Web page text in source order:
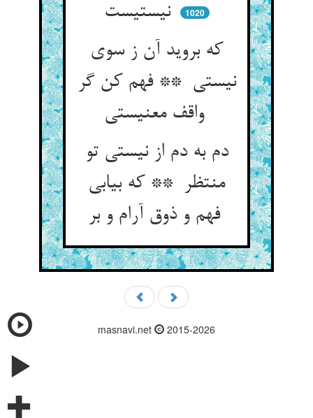
نیستیست
1020
که بروید آن ز سوی
نیستی ** فهم کن گر
واقف معنیستی
دم به دم از نیستی تو
منتظر ** که بیابی
فهم و ذوق آرام و بر
masnavi.net 2015-2026